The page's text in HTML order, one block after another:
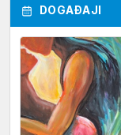
DOGAĐAJI